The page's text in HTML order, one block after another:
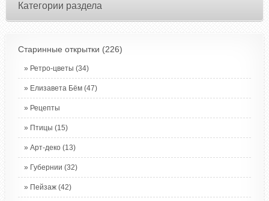
Категории раздела
Старинные открытки (226)
Ретро-цветы (34)
Елизавета Бём (47)
Рецепты
Птицы (15)
Арт-деко (13)
Губернии (32)
Пейзаж (42)